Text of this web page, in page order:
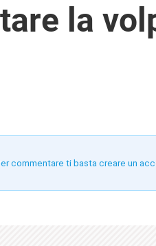
la
commentare ti basta creare un